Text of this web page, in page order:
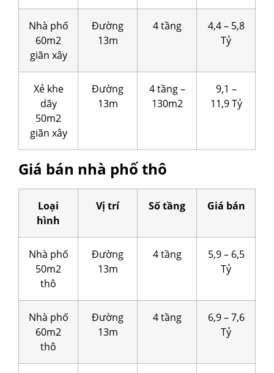
Nhà phố
60m2
giãn xây
Đường
13m
4 tầng
4,4 – 5,8
Tỷ
Xẻ khe
dãy
50m2
giãn xây
Đường
13m
4 tầng –
130m2
9,1 –
11,9 Tỷ
Giá bán nhà phố thô
Loại
hình
Vị trí Số tầng Giá bán
Nhà phố
50m2
thô
Đường
13m
4 tầng
5,9 – 6,5
Tỷ
Nhà phố
60m2
thô
Đường
13m
4 tầng
6,9 – 7,6
Tỷ